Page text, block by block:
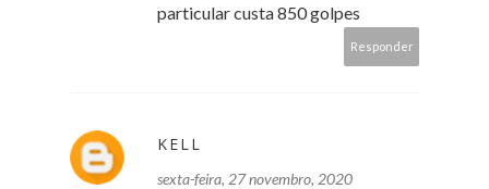
particular custa 850 golpes
Responder
KELL
sexta-feira, 27 novembro, 2020